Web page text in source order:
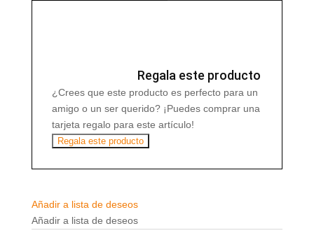
cantidad
Regala este producto
¿Crees que este producto es perfecto para un
amigo o un ser querido? ¡Puedes comprar una
tarjeta regalo para este artículo!
Regala este producto
Añadir a lista de deseos
Añadir a lista de deseos